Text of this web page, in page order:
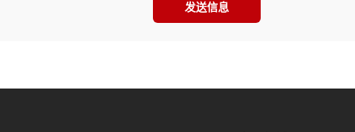
发送信息